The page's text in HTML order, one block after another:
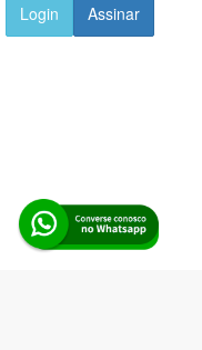
Login
Assinar